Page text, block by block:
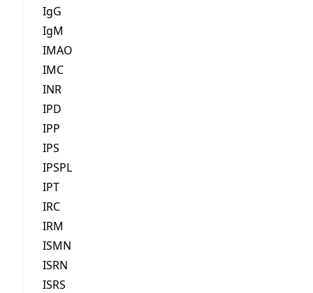
IgG
IgM
IMAO
IMC
INR
IPD
IPP
IPS
IPSPL
IPT
IRC
IRM
ISMN
ISRN
ISRS